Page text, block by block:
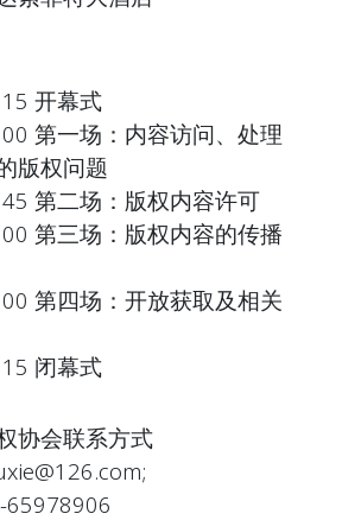
开幕式
第一场：内容访问、处理
版权问题
第二场：版权内容许可
第三场：版权内容的传播
第四场：开放获取及相关
闭幕式
协会联系方式
65978906